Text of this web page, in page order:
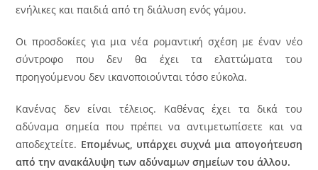
ενήλικες και παιδιά από τη διάλυση ενός γάμου.
Οι προσδοκίες για μια νέα ρομαντική σχέση με έναν νέο
σύντροφο που δεν θα έχει τα ελαττώματα του
προηγούμενου δεν ικανοποιούνται τόσο εύκολα.
Κανένας δεν είναι τέλειος. Καθένας έχει τα δικά του
αδύναμα σημεία που πρέπει να αντιμετωπίσετε και να
αποδεχτείτε. Επομένως, υπάρχει συχνά μια απογοήτευση
από την ανακάλυψη των αδύναμων σημείων του άλλου.